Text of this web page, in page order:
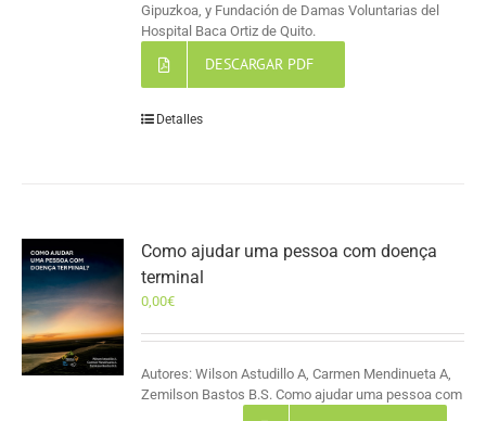
Gipuzkoa, y Fundación de Damas Voluntarias del
Hospital Baca Ortiz de Quito.
DESCARGAR PDF
Detalles
Como ajudar uma pessoa com doença
terminal
0,00€
Autores: Wilson Astudillo A, Carmen Mendinueta A,
Zemilson Bastos B.S. Como ajudar uma pessoa com